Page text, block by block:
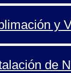
y
de